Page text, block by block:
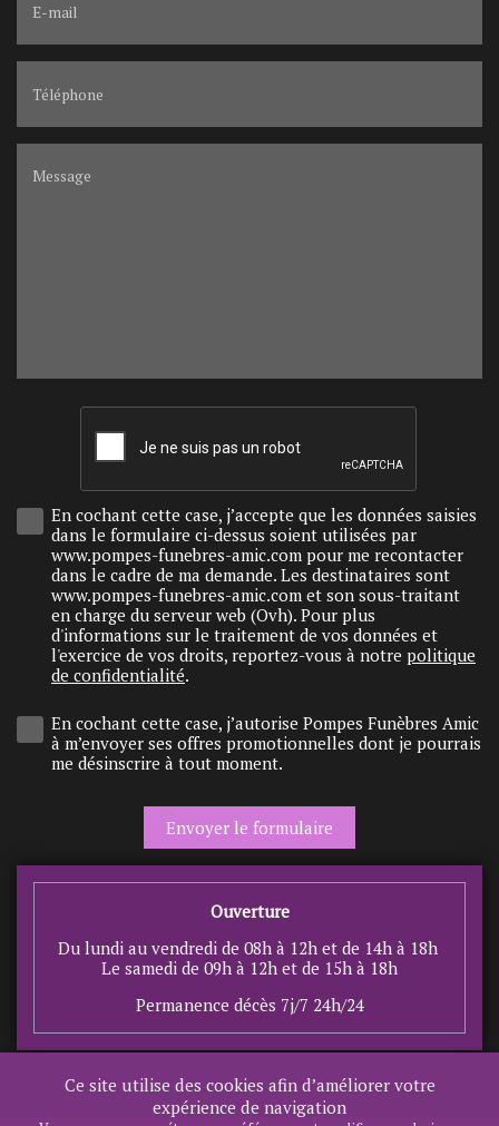
E-mail
Téléphone
Message
En cochant cette case, j’accepte que les données saisies
dans le formulaire ci-dessus soient utilisées par
www.pompes-funebres-amic.com pour me recontacter
dans le cadre de ma demande. Les destinataires sont
www.pompes-funebres-amic.com et son sous-traitant
en charge du serveur web (Ovh). Pour plus
d'informations sur le traitement de vos données et
l'exercice de vos droits, reportez-vous à notre politique
de confidentialité.
En cochant cette case, j’autorise Pompes Funèbres Amic
à m’envoyer ses offres promotionnelles dont je pourrais
me désinscrire à tout moment.
Ouverture
Du lundi au vendredi de 08h à 12h et de 14h à 18h
Le samedi de 09h à 12h et de 15h à 18h
Permanence décès 7j/7 24h/24
Ce site utilise des cookies afin d’améliorer votre
expérience de navigation